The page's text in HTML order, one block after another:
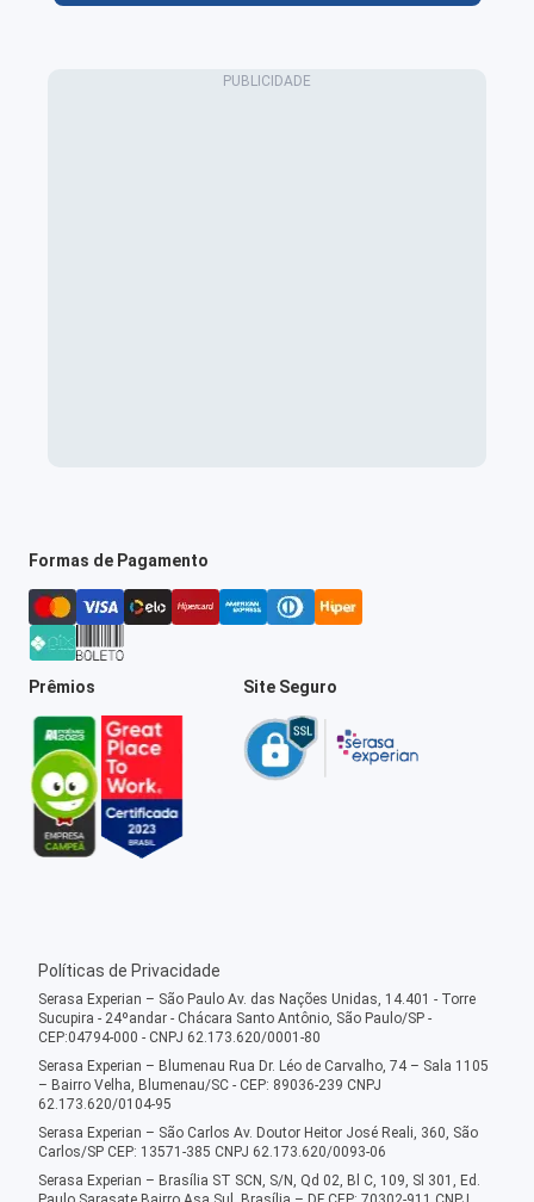
Formas de Pagamento
Prêmios Site Seguro
Políticas de Privacidade
Serasa Experian – São Paulo Av. das Nações Unidas, 14.401 - Torre
Sucupira - 24ºandar - Chácara Santo Antônio, São Paulo/SP -
CEP:04794-000 - CNPJ 62.173.620/0001-80
Serasa Experian – Blumenau Rua Dr. Léo de Carvalho, 74 – Sala 1105
– Bairro Velha, Blumenau/SC - CEP: 89036-239 CNPJ
62.173.620/0104-95
Serasa Experian – São Carlos Av. Doutor Heitor José Reali, 360, São
Carlos/SP CEP: 13571-385 CNPJ 62.173.620/0093-06
Serasa Experian – Brasília ST SCN, S/N, Qd 02, Bl C, 109, Sl 301, Ed.